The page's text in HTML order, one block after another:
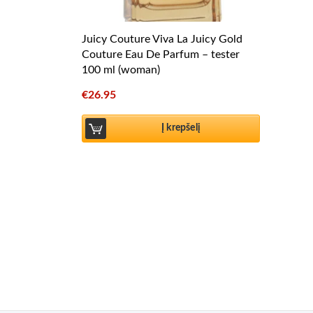
Juicy Couture Viva La Juicy Gold
Couture Eau De Parfum – tester
100 ml (woman)
€26.95
Į krepšelį